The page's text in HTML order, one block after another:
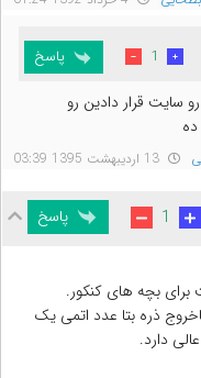
سایت قرار دادین رو
1 پاسخ
بچه های کنکور.
باخروج ذره بتا عدد اتمی یک
دارد.
1 پاسخ